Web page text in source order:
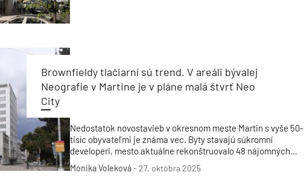
Brownfieldy tlačiarní sú trend. V areáli bývalej
Neografie v Martine je v pláne malá štvrť Neo
City
Nedostatok novostavieb v okresnom meste Martin s vyše 50-
tisíc obyvateľmi je známa vec. Byty stavajú súkromní
developeri, mesto aktuálne rekonštruovalo 48 nájomných
bytov.
Monika Voleková-27. októbra 2025